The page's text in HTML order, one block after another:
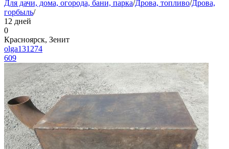
Для дачи, дома, огорода, бани, парка/Дрова, топливо/Дрова,
горбыль/
12 дней
0
Красноярск, Зенит
olga131274
609